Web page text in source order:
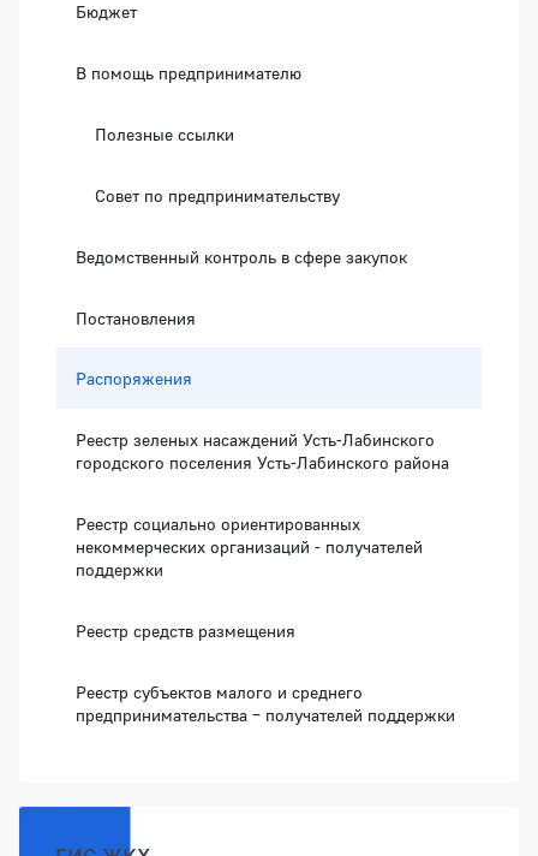
Бюджет
В помощь предпринимателю
Полезные ссылки
Совет по предпринимательству
Ведомственный контроль в сфере закупок
Постановления
Распоряжения
Реестр зеленых насаждений Усть-Лабинского
городского поселения Усть-Лабинского района
Реестр социально ориентированных
некоммерческих организаций - получателей
поддержки
Реестр средств размещения
Реестр субъектов малого и среднего
предпринимательства – получателей поддержки